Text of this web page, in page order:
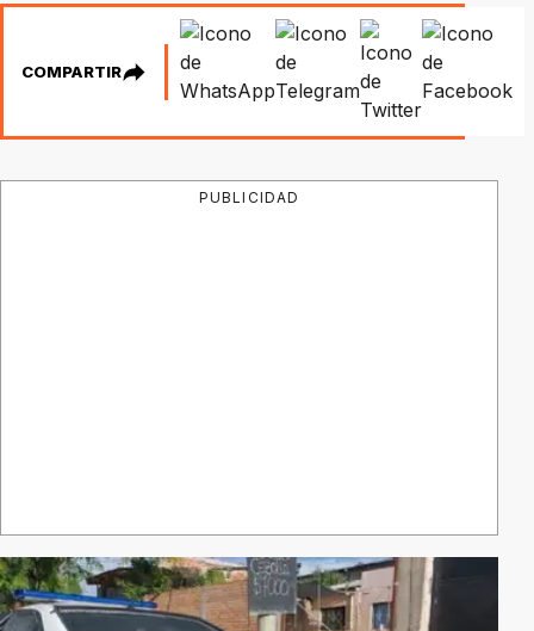
COMPARTIR
PUBLICIDAD